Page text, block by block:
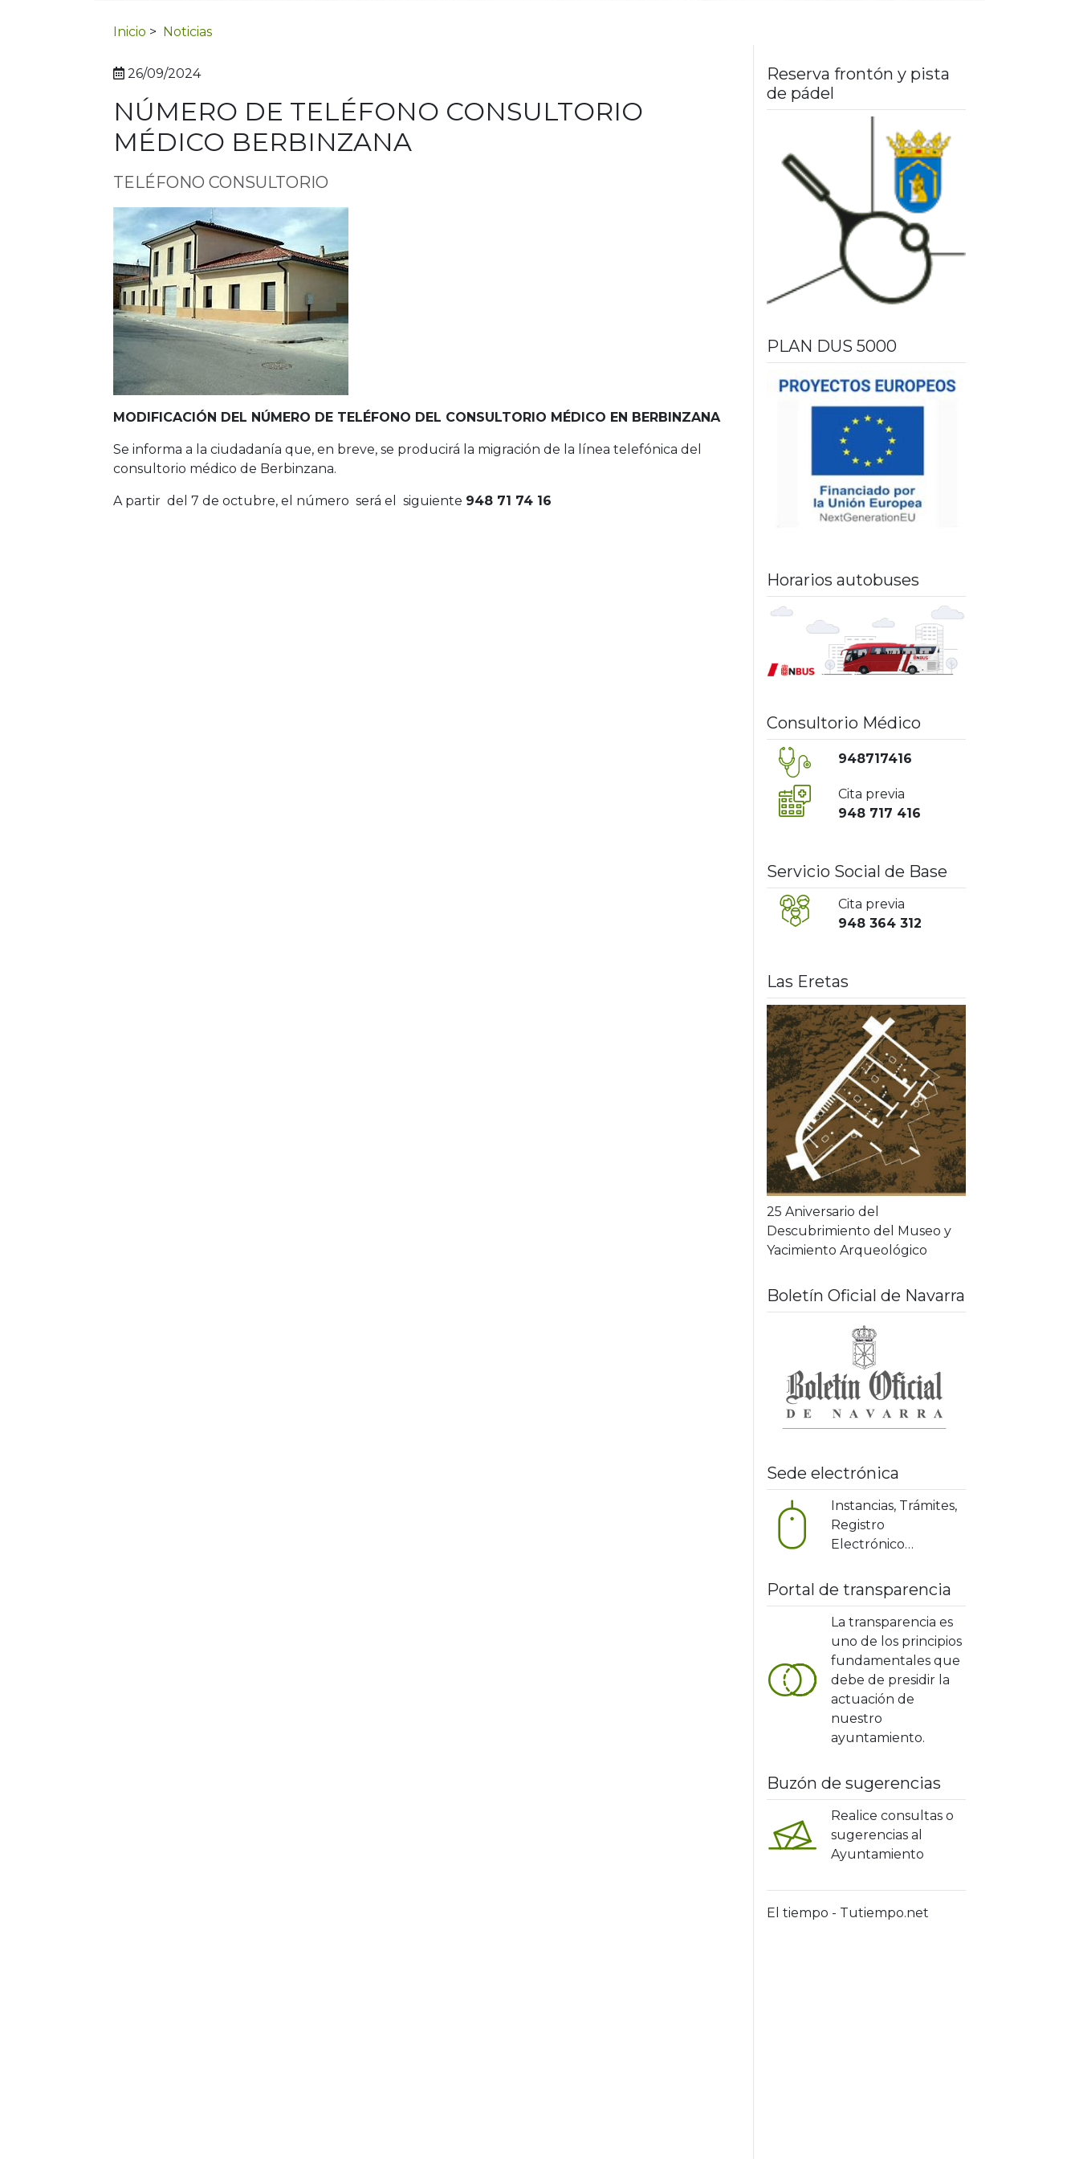
Inicio > Noticias
26/09/2024
NÚMERO DE TELÉFONO CONSULTORIO
MÉDICO BERBINZANA
TELÉFONO CONSULTORIO
MODIFICACIÓN DEL NÚMERO DE TELÉFONO DEL CONSULTORIO MÉDICO EN BERBINZANA
Se informa a la ciudadanía que, en breve, se producirá la migración de la línea telefónica del
consultorio médico de Berbinzana.
A partir del 7 de octubre, el número será el siguiente 948 71 74 16
Reserva frontón y pista
de pádel
PLAN DUS 5000
Horarios autobuses
Consultorio Médico
948717416
Cita previa
948 717 416
Servicio Social de Base
Cita previa
948 364 312
Las Eretas
25 Aniversario del
Descubrimiento del Museo y
Yacimiento Arqueológico
Boletín Oficial de Navarra
Sede electrónica
Instancias, Trámites,
Registro
Electrónico…
Portal de transparencia
La transparencia es
uno de los principios
fundamentales que
debe de presidir la
actuación de
nuestro
ayuntamiento.
Buzón de sugerencias
Realice consultas o
sugerencias al
Ayuntamiento
El tiempo - Tutiempo.net